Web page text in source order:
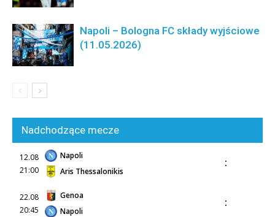
Napoli – Bologna FC składy wyjściowe
(11.05.2026)
Nadchodzące mecze
12.08
21:00
Napoli
Aris Thessalonikis
:
22.08
20:45
Genoa
Napoli
: